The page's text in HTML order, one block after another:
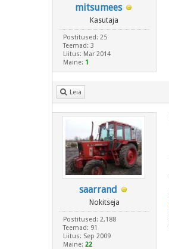
mitsumees
Kasutaja
Postitused: 25
Teemad: 3
Liitus: Mar 2014
Maine: 1
Leia
saarrand
Nokitseja
Postitused: 2,188
Teemad: 91
Liitus: Sep 2009
Maine: 22